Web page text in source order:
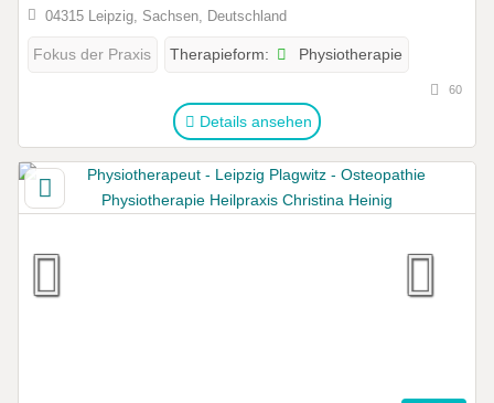
04315 Leipzig, Sachsen, Deutschland
Fokus der Praxis Therapieform: Physiotherapie
60
Details ansehen